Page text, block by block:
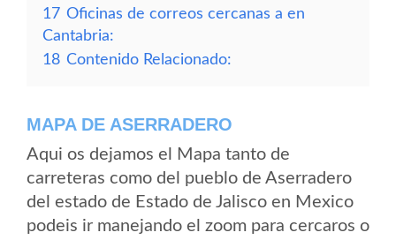
17 Oficinas de correos cercanas a en
Cantabria:
18 Contenido Relacionado:
MAPA DE ASERRADERO
Aqui os dejamos el Mapa tanto de
carreteras como del pueblo de Aserradero
del estado de Estado de Jalisco en Mexico
podeis ir manejando el zoom para cercaros o